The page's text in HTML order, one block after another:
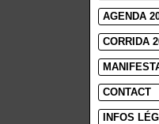
AGENDA
CORRIDA
CONTACT
INFOS